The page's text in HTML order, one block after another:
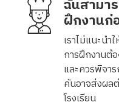
ฉันสามา
ฝึกงานก่
เราไม่แนะน
การฝึกงานต้
และควรพิจา
คันอาจส่งผล
โรงเรียน